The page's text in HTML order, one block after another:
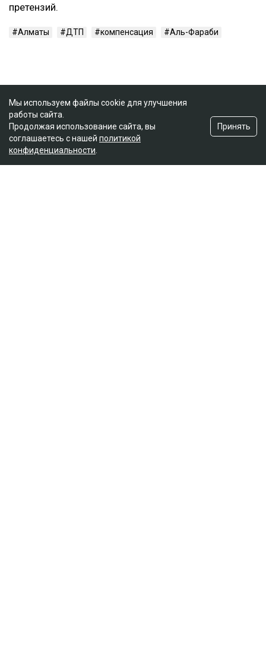
претензий.
Алматы ДТП компенсация Аль-Фараби
Мы используем файлы cookie для улучшения
работы сайта.
Продолжая использование сайта, вы
соглашаетесь с нашей политикой
конфиденциальности
Принять